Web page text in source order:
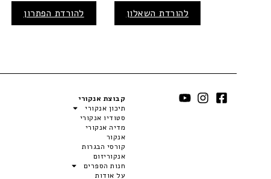
להורדת השאלון להורדת הפתרון
קבוצת אנקורי
תיכון אנקורי
סטודיו אנקורי
מדיה אנקורי
אנקור
קורסי הבגרות
אנקוריזום
חנות הספרים
על אודות